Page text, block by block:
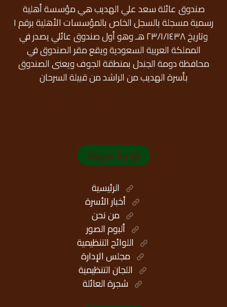
صندوق عائلة سعد علي الهديب هي مؤسسة أهلية
رسمية مسجلة بالسجل الخاص بالمؤسسات الأهلية برقم ١
وتاريخ ٢٣/١/١٤٣٨ هـ وهو أول صندوق عائلي يصدر في
المملكة العربية السعودية ويقع مقر الصندوق في
محافظة دومة الجندل بمنطقة الجوف ويعنى الصندوق
بأسرة الهديب من الراشد من قبيلة السرحان
روابط سريعة
الرئيسية
أخبار الأسرة
من نحن
ألبوم الصور
اللوائح التنظيمية
مجلس الإدارة
اللجان التنظيمية
شجرة العائلة